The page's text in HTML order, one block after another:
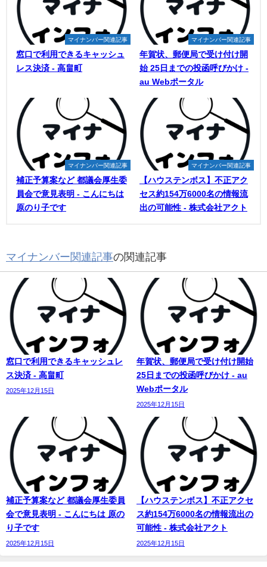
マイナンバー関連記事
窓口で利用できるキャッシュ
レス決済 - 高畠町
マイナンバー関連記事
年賀状、郵便局で受け付け開
始 25日までの投函呼びかけ -
au Webポータル
マイナンバー関連記事
補正予算案など 都議会厚生委
員会で意見表明 - こんにちは
原のり子です
マイナンバー関連記事
【ハウステンボス】不正アク
セス約154万6000名の情報流
出の可能性 - 株式会社アクト
マイナンバー関連記事の関連記事
窓口で利用できるキャッシュレ
ス決済 - 高畠町
2025年12月15日
年賀状、郵便局で受け付け開始
25日までの投函呼びかけ - au
Webポータル
2025年12月15日
補正予算案など 都議会厚生委員
会で意見表明 - こんにちは 原の
り子です
2025年12月15日
【ハウステンボス】不正アクセ
ス約154万6000名の情報流出の
可能性 - 株式会社アクト
2025年12月15日